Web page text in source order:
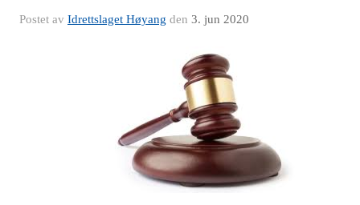
Postet av Idrettslaget Høyang den 3. jun 2020